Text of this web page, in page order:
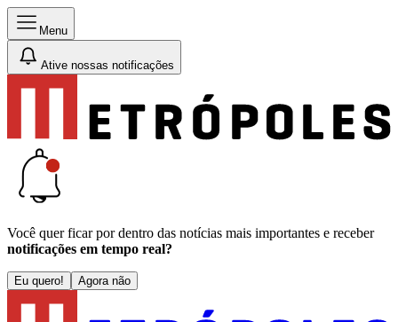
Menu
Ative nossas notificações
Você quer ficar por dentro das notícias mais importantes e receber
notificações em tempo real?
Eu quero! Agora não